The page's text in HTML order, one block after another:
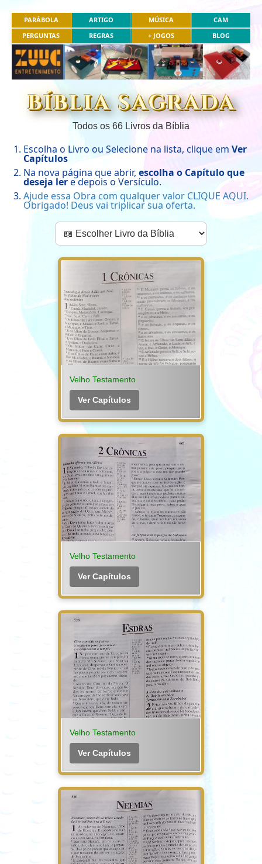
PARÁBOLA ARTIGO MÚSICA
CAM
PERGUNTAS
REGRAS + JOGOS BLOG
BÍBLIA SAGRADA
Todos os 66 Livros da Bíblia
Escolha o Livro ou Selecione na lista, clique em Ver
Capítulos
Na nova página que abrir, escolha o Capítulo que
deseja lere depois o Versículo.
Ajude essa Obra com qualquer valor CLIQUE AQUI.
Obrigado! Deus vai triplicar sua oferta.
Velho Testamento
Ver Capítulos
Velho Testamento
Ver Capítulos
Velho Testamento
Ver Capítulos